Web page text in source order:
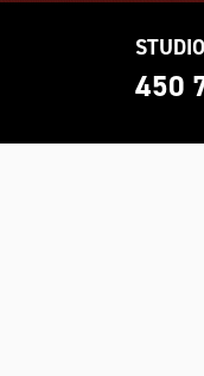
STUDIO
450